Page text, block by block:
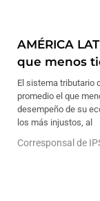
AMÉRICA
que menos
El sistema tributario
promedio el que
desempeño de su
los más injustos, al
Corresponsal de